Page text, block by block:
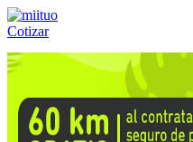
Cotizar
Llámanos al:(55) 84-21-05-00 ó